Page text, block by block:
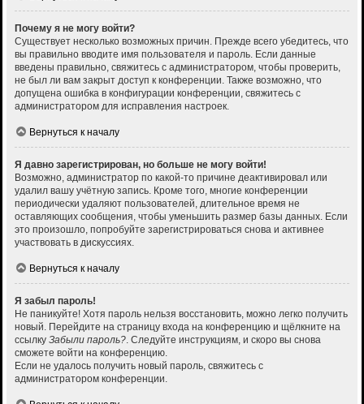
Почему я не могу войти?
Существует несколько возможных причин. Прежде всего убедитесь, что
вы правильно вводите имя пользователя и пароль. Если данные
введены правильно, свяжитесь с администратором, чтобы проверить,
не был ли вам закрыт доступ к конференции. Также возможно, что
допущена ошибка в конфигурации конференции, свяжитесь с
администратором для исправления настроек.
Вернуться к началу
Я давно зарегистрирован, но больше не могу войти!
Возможно, администратор по какой-то причине деактивировал или
удалил вашу учётную запись. Кроме того, многие конференции
периодически удаляют пользователей, длительное время не
оставляющих сообщения, чтобы уменьшить размер базы данных. Если
это произошло, попробуйте зарегистрироваться снова и активнее
участвовать в дискуссиях.
Вернуться к началу
Я забыл пароль!
Не паникуйте! Хотя пароль нельзя восстановить, можно легко получить
новый. Перейдите на страницу входа на конференцию и щёлкните на
ссылку Забыли пароль?. Следуйте инструкциям, и скоро вы снова
сможете войти на конференцию.
Если не удалось получить новый пароль, свяжитесь с
администратором конференции.